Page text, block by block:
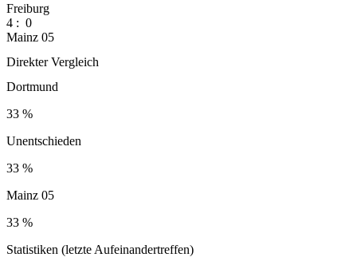
Freiburg
4 : 0
Mainz 05
Direkter Vergleich
Dortmund
33 %
Unentschieden
33 %
Mainz 05
33 %
Statistiken (letzte Aufeinandertreffen)